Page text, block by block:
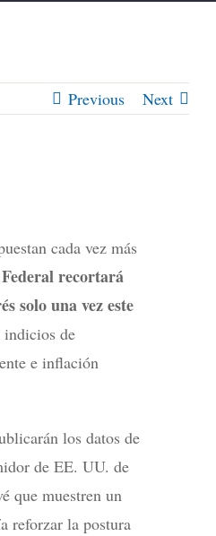
Previous Next
cada vez más
recortará
solo una vez este
indicios de
e inflación
los datos de
de EE. UU. de
que muestren un
reforzar la postura